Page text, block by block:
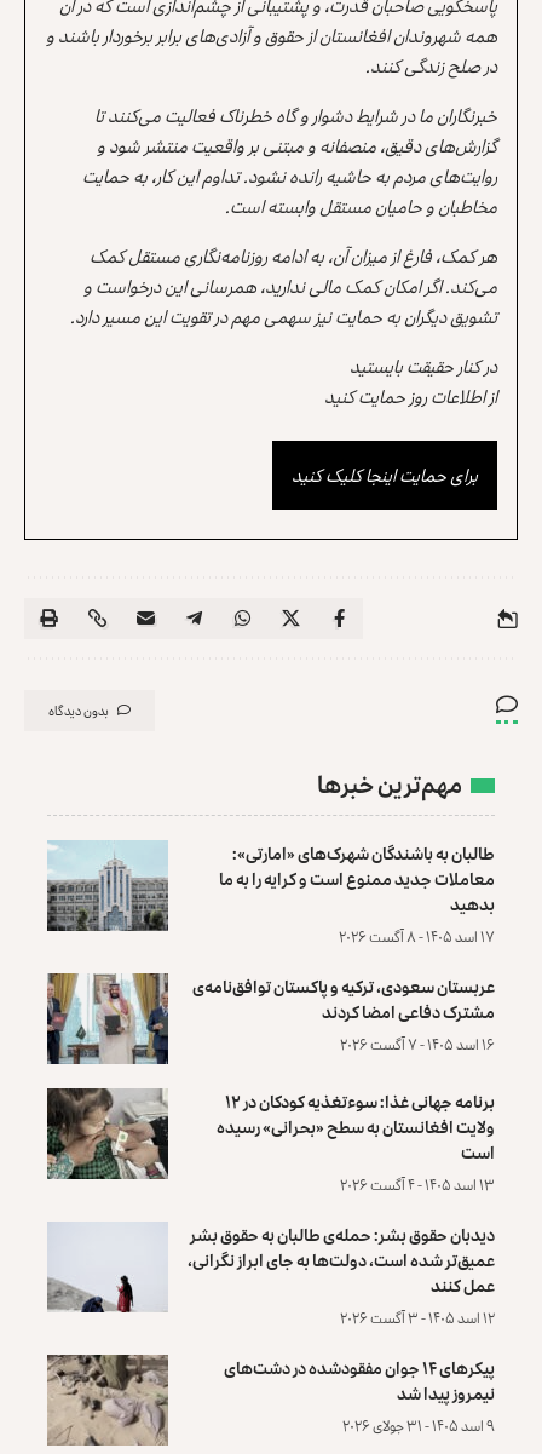
همه شهروندان افغانستان از حقوق و آزادی‌های برابر برخوردار باشند و
در صلح زندگی کنند.
خبرنگاران ما در شرایط دشوار و گاه خطرناک فعالیت می‌کنند تا
گزارش‌های دقیق، منصفانه و مبتنی بر واقعیت منتشر شود و
روایت‌های مردم به حاشیه رانده نشود. تداوم این کار، به حمایت
مخاطبان و حامیان مستقل وابسته است.
هر کمک، فارغ از میزان آن، به ادامه روزنامه‌نگاری مستقل کمک
می‌کند. اگر امکان کمک مالی ندارید، همرسانی این درخواست و
تشویق دیگران به حمایت نیز سهمی مهم در تقویت این مسیر دارد.
در کنار حقیقت بایستید
از اطلاعات روز حمایت کنید
برای حمایت اینجا کلیک کنید
بدون دیدگاه
مهم‌ترین خبرها
طالبان به باشندگان شهرک‌های «امارتی»:
معاملات جدید ممنوع است و کرایه را به ما
بدهید
۱۷ اسد ۱۴۰۵ - ۸ آگست ۲۰۲۶
عربستان سعودی، ترکیه و پاکستان توافق‌نامه‌ی
مشترک دفاعی امضا کردند
۱۶ اسد ۱۴۰۵ - ۷ آگست ۲۰۲۶
برنامه جهانی غذا: سوءتغذیه کودکان در ۱۲
ولایت افغانستان به سطح «بحرانی» رسیده
است
۱۳ اسد ۱۴۰۵ - ۴ آگست ۲۰۲۶
دیدبان حقوق بشر: حمله‌ی طالبان به حقوق بشر
عمیق‌تر شده است، دولت‌ها به جای ابراز نگرانی،
عمل کنند
۱۲ اسد ۱۴۰۵ - ۳ آگست ۲۰۲۶
پیکرهای ۱۴ جوان مفقودشده در دشت‌های
نیمروز پیدا شد
۹ اسد ۱۴۰۵ - ۳۱ جولای ۲۰۲۶